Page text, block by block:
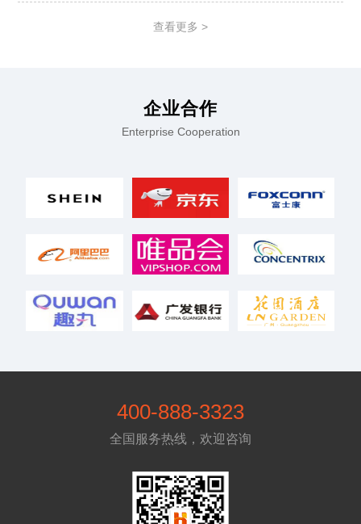
企业可以将标准化、重复性强的人事事务外置。薪
查看更多 >
企业合作
Enterprise Cooperation
400-888-3323
全国服务热线，欢迎咨询